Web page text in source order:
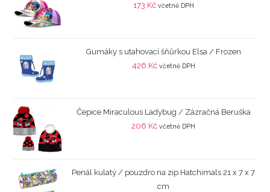
173 Kč včetně DPH
Gumáky s utahovací šňůrkou Elsa / Frozen
426 Kč včetně DPH
Čepice Miraculous Ladybug / Zázračná Beruška
206 Kč včetně DPH
Penál kulatý / pouzdro na zip Hatchimals 21 x 7 x 7
cm